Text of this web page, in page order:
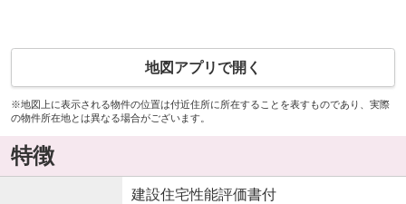
地図アプリで開く
※地図上に表示される物件の位置は付近住所に所在することを表すものであり、実際
の物件所在地とは異なる場合がございます。
特徴
建設住宅性能評価書付